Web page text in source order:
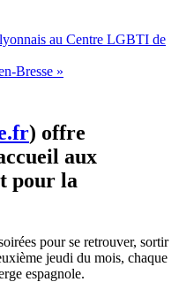
au Centre LGBTI de
Bresse »
) offre
aux
pour la
pour se retrouver, sortir
jeudi du mois, chaque
espagnole.